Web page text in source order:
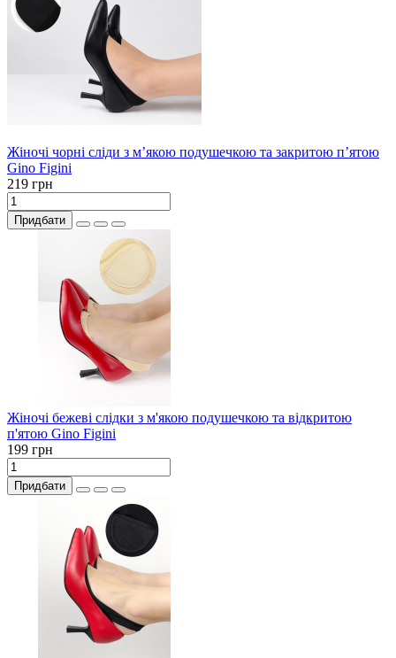
Жіночі чорні сліди з м’якою подушечкою та закритою п’ятою
Gino Figini
219 грн
Придбати
Жіночі бежеві слідки з м'якою подушечкою та відкритою
п'ятою Gino Figini
199 грн
Придбати